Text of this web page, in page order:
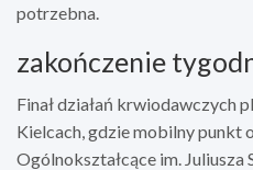
potrzebna.
zakończenie
Finał działań krwiodawczych
Kielcach, gdzie mobilny punkt
Ogólnokształcące im. Juliusza